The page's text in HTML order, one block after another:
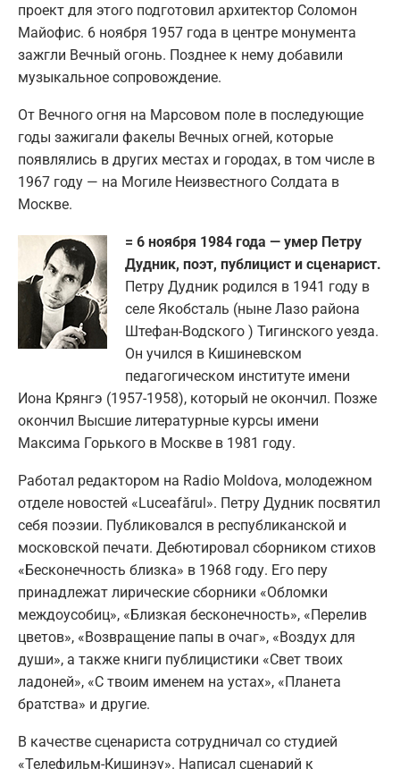
проект для этого подготовил архитектор Соломон
Майофис. 6 ноября 1957 года в центре монумента
зажгли Вечный огонь. Позднее к нему добавили
музыкальное сопровождение.
От Вечного огня на Марсовом поле в последующие
годы зажигали факелы Вечных огней, которые
появлялись в других местах и городах, в том числе в
1967 году — на Могиле Неизвестного Солдата в
Москве.
= 6 ноября 1984 года — умер Петру
Дудник, поэт, публицист и сценарист.
Петру Дудник родился в 1941 году в
селе Якобсталь (ныне Лазо района
Штефан-Водского ) Тигинского уезда.
Он учился в Кишиневском
педагогическом институте имени
Иона Крянгэ (1957-1958), который не окончил. Позже
окончил Высшие литературные курсы имени
Максима Горького в Москве в 1981 году.
Работал редактором на Radio Moldova, молодежном
отделе новостей «Luceafărul». Петру Дудник посвятил
себя поэзии. Публиковался в республиканской и
московской печати. Дебютировал сборником стихов
«Бесконечность близка» в 1968 году. Его перу
принадлежат лирические сборники «Обломки
междоусобиц», «Близкая бесконечность», «Перелив
цветов», «Возвращение папы в очаг», «Воздух для
души», а также книги публицистики «Свет твоих
ладоней», «С твоим именем на устах», «Планета
братства» и другие.
В качестве сценариста сотрудничал со студией
«Телефильм-Кишинэу». Написал сценарий к